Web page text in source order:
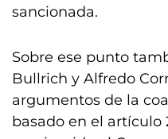
sancionada.
Sobre ese punto
Bullrich y Alfredo
argumentos de la
basado en el artículo